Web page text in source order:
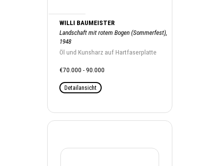
WILLI BAUMEISTER
Landschaft mit rotem Bogen (Sommerfest),
1948
Öl und Kunsharz auf Hartfaserplatte
€70.000 - 90.000
Detailansicht